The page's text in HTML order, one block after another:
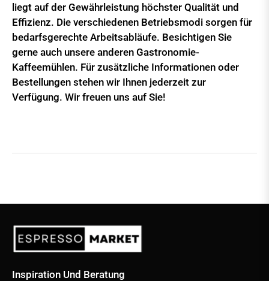
liegt auf der Gewährleistung höchster Qualität und
Effizienz. Die verschiedenen Betriebsmodi sorgen für
bedarfsgerechte Arbeitsabläufe. Besichtigen Sie
gerne auch unsere anderen Gastronomie-
Kaffeemühlen. Für zusätzliche Informationen oder
Bestellungen stehen wir Ihnen jederzeit zur
Verfügung. Wir freuen uns auf Sie!
Inspiration Und Beratung